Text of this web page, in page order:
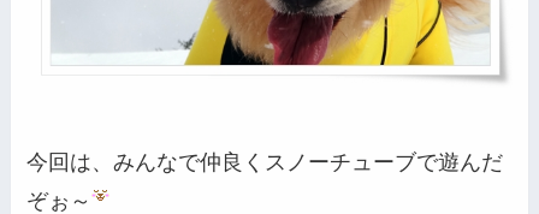
今回は、みんなで仲良くスノーチューブで遊んだ
ぞぉ～